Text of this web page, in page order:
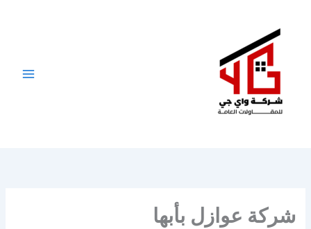
المحتوى
شركة عوازل بأبها